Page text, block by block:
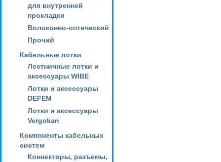
для внутренней
прокладки
Волоконно-оптический
Прочий
Кабельные лотки
Лестничные лотки и
аксессуары WIBE
Лотки и аксессуары
DEFEM
Лотки и аксессуары
Vergokan
Компоненты кабельных
систем
Коннекторы, разъемы,